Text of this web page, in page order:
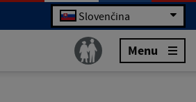
Slovenčina
Menu